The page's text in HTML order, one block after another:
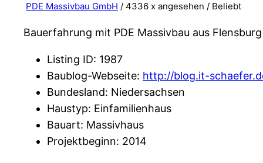
PDE Massivbau GmbH / 4336 x angesehen / Beliebt
Bauerfahrung mit PDE Massivbau aus Flensburg
Listing ID: 1987
Baublog-Webseite: http://blog.it-
Bundesland: Niedersachsen
Haustyp: Einfamilienhaus
Bauart: Massivhaus
Projektbeginn: 2014